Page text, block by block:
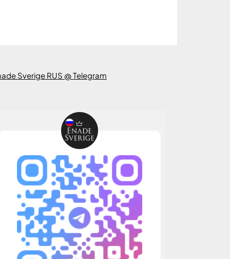
Sverige RUS @ Telegram